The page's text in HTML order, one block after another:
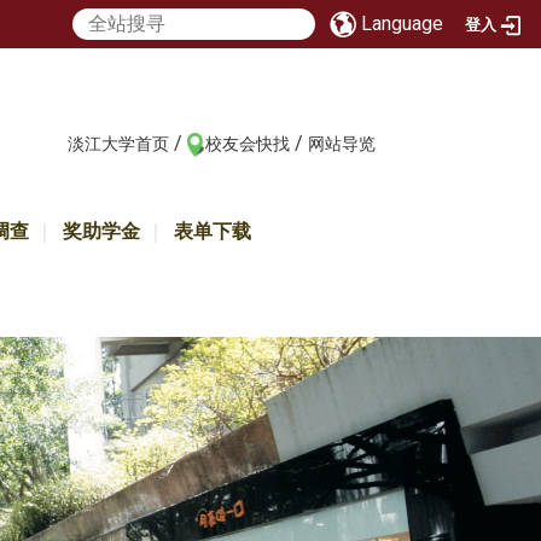
Language 登入
淡江大学首页 / 校友会快找 / 网站导览
查 奖助学金 表单下载